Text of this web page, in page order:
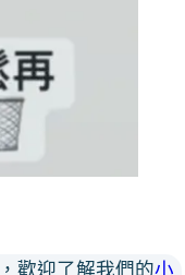
歡迎了解我們的小